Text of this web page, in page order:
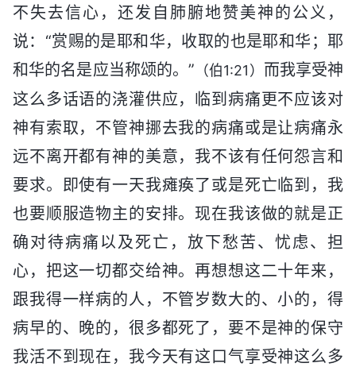
不失去信心，还发自肺腑地赞美神的公义，
说：“赏赐的是耶和华，收取的也是耶和华；耶
和华的名是应当称颂的。” （伯1:21） 而我享受神
这么多话语的浇灌供应，临到病痛更不应该对
神有索取，不管神挪去我的病痛或是让病痛永
远不离开都有神的美意，我不该有任何怨言和
要求。即使有一天我瘫痪了或是死亡临到，我
也要顺服造物主的安排。现在我该做的就是正
确对待病痛以及死亡，放下愁苦、忧虑、担
心，把这一切都交给神。再想想这二十年来，
跟我得一样病的人，不管岁数大的、小的，得
病早的、晚的，很多都死了，要不是神的保守
我活不到现在，我今天有这口气享受神这么多